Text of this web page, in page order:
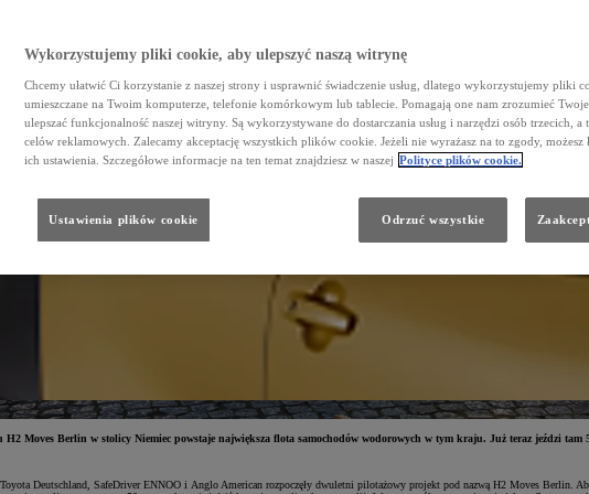
FLOTA/DOSTAWCZE
Galeria
Moves Berlin w stolicy Niemiec powstaje największa flota samochodów wodorowych w tym kraju. Już teraz jeździ tam
Deutschland, SafeDriver ENNOO i Anglo American rozpoczęły dwuletni pilotażowy projekt pod nazwą H2 Moves Berlin.
Wykorzystujemy pliki cookie, aby ulepszyć naszą witrynę
Chcemy ułatwić Ci korzystanie z naszej strony i usprawnić świadczenie usług, dlatego wykorzystujemy pliki
umieszczane na Twoim komputerze, telefonie komórkowym lub tablecie. Pomagają one nam zrozumieć
ulepszać funkcjonalność naszej witryny. Są wykorzystywane do dostarczania usług i narzędzi osób trzecich, a
celów reklamowych. Zalecamy akceptację wszystkich plików cookie. Jeżeli nie wyrażasz na to zgody, możesz
ich ustawienia. Szczegółowe informacje na ten temat znajdziesz w naszej Polityce plików cookie.
Ustawienia plików cookie Odrzuć wszystkie